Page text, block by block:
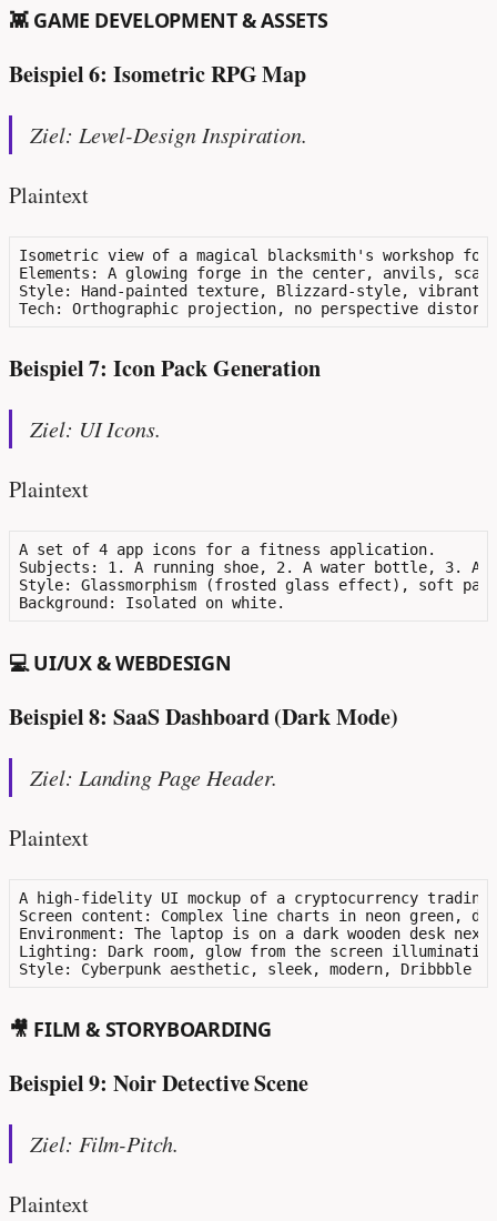
👾 GAME DEVELOPMENT & ASSETS
Beispiel 6: Isometric RPG Map
Ziel: Level-Design Inspiration.
Plaintext
Isometric view of a magical blacksmith's workshop for
Elements: A glowing forge in the center, anvils,
Style: Hand-painted texture, Blizzard-style, vibrant
Beispiel 7: Icon Pack Generation
Ziel: UI Icons.
Plaintext
A set of 4 app icons for a fitness application.
Subjects: 1. A running shoe, 2. A water bottle, 3. A
Style: Glassmorphism (frosted glass effect), soft
💻 UI/UX & WEBDESIGN
Beispiel 8: SaaS Dashboard (Dark Mode)
Ziel: Landing Page Header.
Plaintext
A high-fidelity UI mockup of a cryptocurrency trading
Screen content: Complex line charts in neon green,
Environment: The laptop is on a dark wooden desk
Lighting: Dark room, glow from the screen
🎥 FILM & STORYBOARDING
Beispiel 9: Noir Detective Scene
Ziel: Film-Pitch.
Plaintext